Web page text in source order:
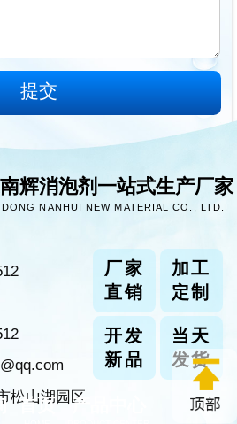
辉消泡剂一站式生产厂家
NANHUI NEW MATERIAL CO., LTD.
厂家
直销
加工
定制
开发
新品
当天
发货
松山湖园区
首页 产品中心